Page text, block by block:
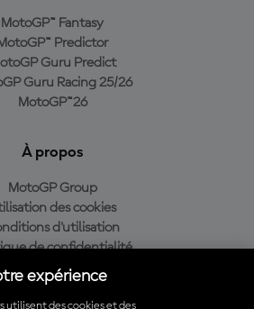
MotoGP™ Fantasy
Predictor
Guru Predict
Guru Racing 25/26
MotoGP™26
À propos
MotoGP Group
des cookies
d'utilisation
de confidentialité
Politique d’achat
expérience
utilisent des cookies et des